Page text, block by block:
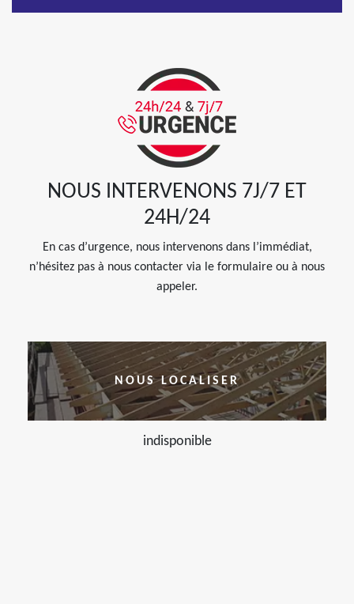
NOUS INTERVENONS 7J/7 ET
24H/24
En cas d’urgence, nous intervenons dans l’immédiat,
n’hésitez pas à nous contacter via le formulaire ou à nous
appeler.
NOUS LOCALISER
indisponible